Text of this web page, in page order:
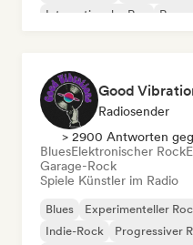
Internationaler Rap
Rap
Good
Radiosender
> 2900 Antworten
BluesElektronischer Rock
Garage-Rock
Spiele Künstler im Radio
Blues Experimenteller
Indie-Rock
Progressiver